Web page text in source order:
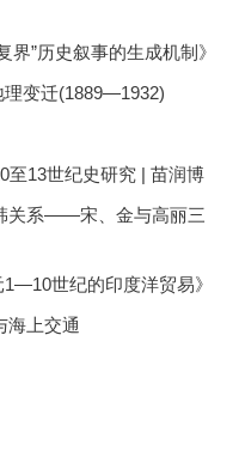
界”历史叙事的生成机制》
理变迁(1889—1932)
至13世纪史研究 | 苗润博
关系——宋、金与高丽三
世纪的印度洋贸易》
上交通